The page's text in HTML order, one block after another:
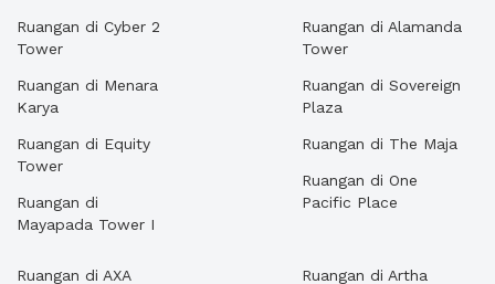
Ruangan di Cyber 2
Tower
Ruangan di Menara
Karya
Ruangan di Equity
Tower
Ruangan di
Mayapada Tower I
Ruangan di Alamanda
Tower
Ruangan di Sovereign
Plaza
Ruangan di The Maja
Ruangan di One
Pacific Place
Ruangan di AXA
Ruangan di Artha